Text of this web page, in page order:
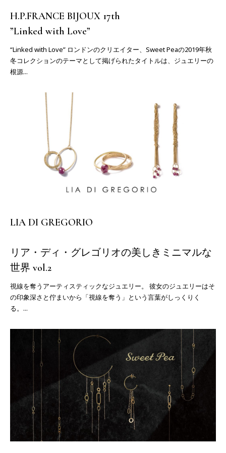
H.P.FRANCE BIJOUX 17th
”Linked with Love”
“Linked with Love” ロンドンのクリエイター、Sweet Peaの2019年秋
冬コレクションのテーマとして掲げられたタイトルは、ジュエリーの
根源...
LIA DI GREGORIO
リア・ディ・グレゴリオの美しきミニマルな
世界 vol.2
視線を奪うアーティスティックなジュエリー。 彼女のジュエリーはそ
の印象深さと佇まいから「視線を奪う」という言葉がしっくりく
る。...